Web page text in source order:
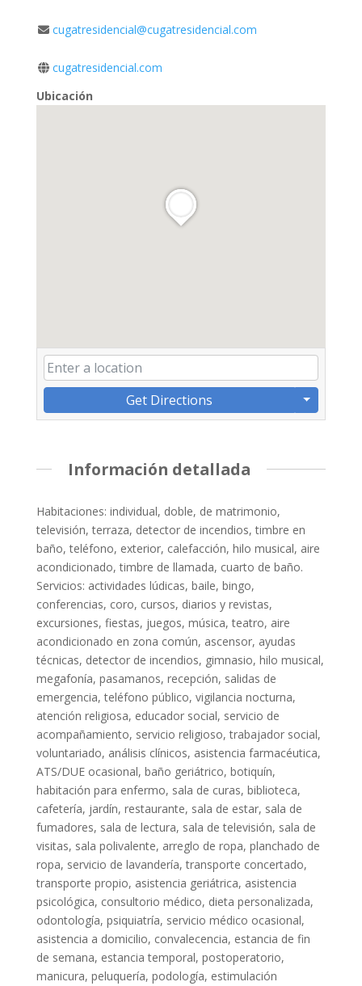
cugatresidencial@cugatresidencial.com
cugatresidencial.com
Ubicación
Get Directions
Información detallada
Habitaciones: individual, doble, de matrimonio,
televisión, terraza, detector de incendios, timbre en
baño, teléfono, exterior, calefacción, hilo musical, aire
acondicionado, timbre de llamada, cuarto de baño.
Servicios: actividades lúdicas, baile, bingo,
conferencias, coro, cursos, diarios y revistas,
excursiones, fiestas, juegos, música, teatro, aire
acondicionado en zona común, ascensor, ayudas
técnicas, detector de incendios, gimnasio, hilo musical,
megafonía, pasamanos, recepción, salidas de
emergencia, teléfono público, vigilancia nocturna,
atención religiosa, educador social, servicio de
acompañamiento, servicio religioso, trabajador social,
voluntariado, análisis clínicos, asistencia farmacéutica,
ATS/DUE ocasional, baño geriátrico, botiquín,
habitación para enfermo, sala de curas, biblioteca,
cafetería, jardín, restaurante, sala de estar, sala de
fumadores, sala de lectura, sala de televisión, sala de
visitas, sala polivalente, arreglo de ropa, planchado de
ropa, servicio de lavandería, transporte concertado,
transporte propio, asistencia geriátrica, asistencia
psicológica, consultorio médico, dieta personalizada,
odontología, psiquiatría, servicio médico ocasional,
asistencia a domicilio, convalecencia, estancia de fin
de semana, estancia temporal, postoperatorio,
manicura, peluquería, podología, estimulación